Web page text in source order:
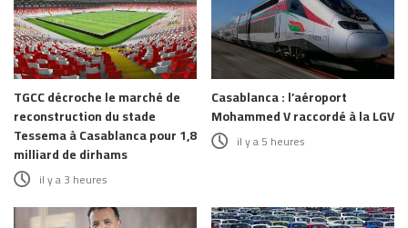
TGCC décroche le marché de
reconstruction du stade
Tessema à Casablanca pour 1,8
milliard de dirhams
il y a 3 heures
Casablanca : l’aéroport
Mohammed V raccordé à la LGV
il y a 5 heures